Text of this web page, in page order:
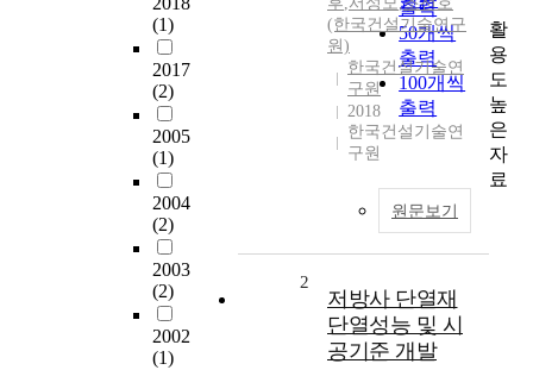
(1)
2017
(2)
2005
(1)
2004
(2)
2003
(2)
2002
(1)
출력
50개씩
출력
100개씩
출력
(한국건설기술연구
원)
한국건설기술연
구원
2018
한국건설기술연
구원
원문보기
2
저방사 단열재
단열성능 및 시
공기준 개발
활
용
도
높
은
자
료